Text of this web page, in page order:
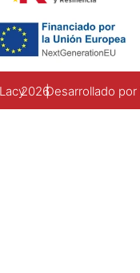
2026
|
Desarrollado por